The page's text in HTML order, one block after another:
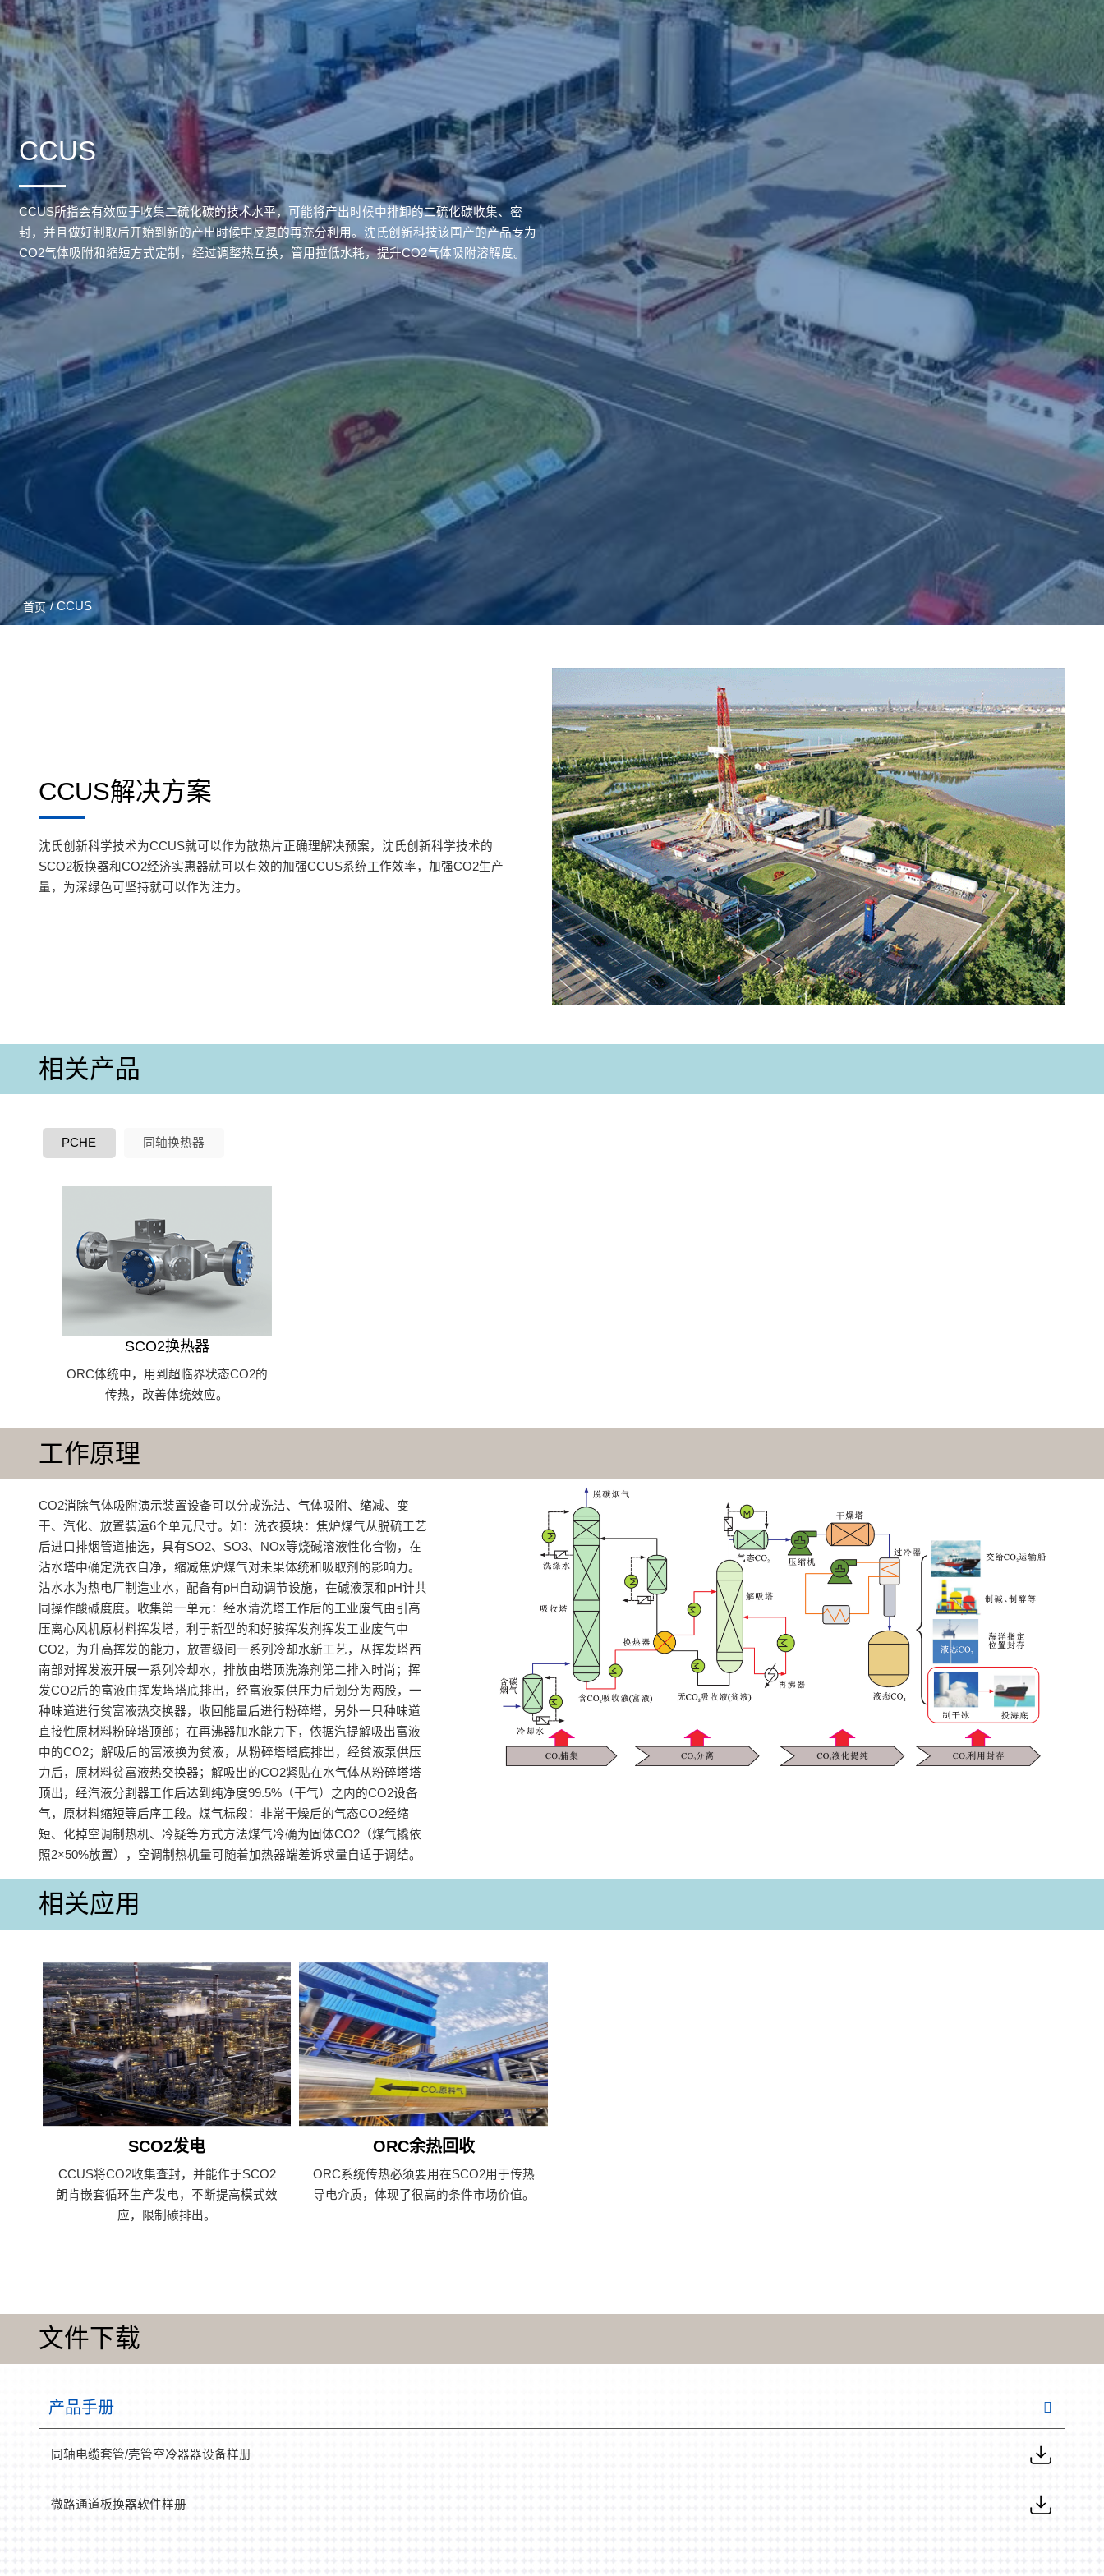
CCUS
CCUS所指会有效应于收集二硫化碳的技术水平，可能将产出时候中排卸的二硫化碳收集、密
封，并且做好制取后开始到新的产出时候中反复的再充分利用。沈氏创新科技该国产的产品专为
CO2气体吸附和缩短方式定制，经过调整热互换，管用拉低水耗，提升CO2气体吸附溶解度。
首页 / CCUS
CCUS解决方案
沈氏创新科学技术为CCUS就可以作为散热片正确理解决预案，沈氏创新科学技术的
SCO2板换器和CO2经济实惠器就可以有效的加强CCUS系统工作效率，加强CO2生产
量，为深绿色可坚持就可以作为注力。
相关产品
PCHE 同轴换热器
SCO2换热器
ORC体统中，用到超临界状态CO2的
传热，改善体统效应。
工作原理
CO2消除气体吸附演示装置设备可以分成洗洁、气体吸附、缩减、变
干、汽化、放置装运6个单元尺寸。如：洗衣摸块：焦炉煤气从脱硫工艺
后进口排烟管道抽选，具有SO2、SO3、NOx等烧碱溶液性化合物，在
沾水塔中确定洗衣自净，缩减焦炉煤气对未果体统和吸取剂的影响力。
沾水水为热电厂制造业水，配备有pH自动调节设施，在碱液泵和pH计共
同操作酸碱度度。收集第一单元：经水清洗塔工作后的工业废气由引高
压离心风机原材料挥发塔，利于新型的和好胺挥发剂挥发工业废气中
CO2，为升高挥发的能力，放置级间一系列冷却水新工艺，从挥发塔西
南部对挥发液开展一系列冷却水，排放由塔顶洗涤剂第二排入时尚；挥
发CO2后的富液由挥发塔塔底排出，经富液泵供压力后划分为两股，一
种味道进行贫富液热交换器，收回能量后进行粉碎塔，另外一只种味道
直接性原材料粉碎塔顶部；在再沸器加水能力下，依据汽提解吸出富液
中的CO2；解吸后的富液换为贫液，从粉碎塔塔底排出，经贫液泵供压
力后，原材料贫富液热交换器；解吸出的CO2紧贴在水气体从粉碎塔塔
顶出，经汽液分割器工作后达到纯净度99.5%（干气）之内的CO2设备
气，原材料缩短等后序工段。煤气标段：非常干燥后的气态CO2经缩
短、化掉空调制热机、冷疑等方式方法煤气冷确为固体CO2（煤气撬依
照2×50%放置），空调制热机量可随着加热器端差诉求量自适于调结。
相关应用
SCO2发电
CCUS将CO2收集查封，并能作于SCO2
朗肯嵌套循环生产发电，不断提高模式效
应，限制碳排出。
ORC余热回收
ORC系统传热必须要用在SCO2用于传热
导电介质，体现了很高的条件市场价值。
文件下载
产品手册
同轴电缆套管/壳管空冷器器设备样册
微路通道板换器软件样册